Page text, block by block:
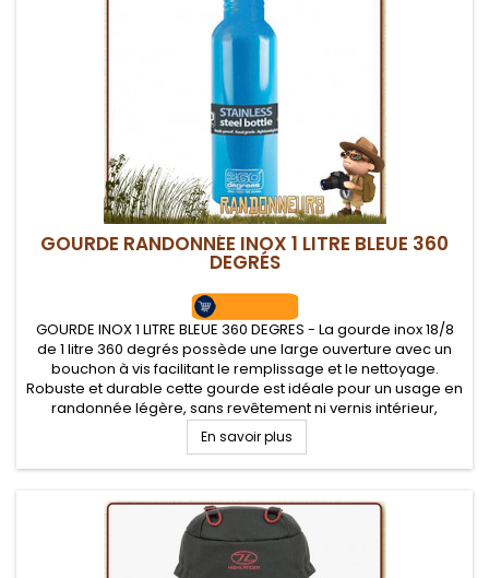
GOURDE RANDONNÉE INOX 1 LITRE BLEUE 360
DEGRÉS
GOURDE INOX 1 LITRE BLEUE 360 DEGRES - La gourde inox 18/8
de 1 litre 360 degrés possède une large ouverture avec un
bouchon à vis facilitant le remplissage et le nettoyage.
Robuste et durable cette gourde est idéale pour un usage en
randonnée légère, sans revêtement ni vernis intérieur,
garantie sans mauvais goûts ni odeur.
En savoir plus